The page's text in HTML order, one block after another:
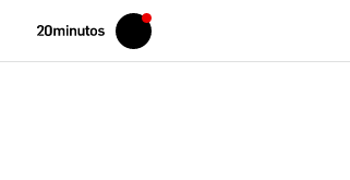
Volver
Iniciar
sesión